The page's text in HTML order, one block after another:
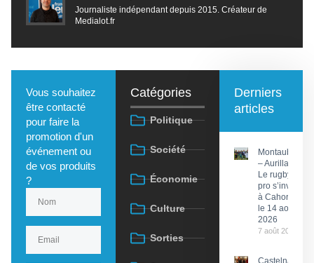
Journaliste indépendant depuis 2015. Créateur de
Medialot.fr
Vous souhaitez
être contacté
pour faire la
promotion d'un
événement ou
de vos produits
?
Catégories
Politique
Société
Économie
Culture
Sorties
Derniers
articles
Montauban
– Aurillac :
Le rugby
pro s’invite
à Cahors
le 14 août
2026
7 août 2026
Castelnau-